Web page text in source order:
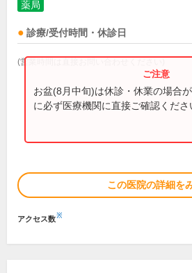
薬局
診療/受付時間・休診日
(営業時間は直接お問い合わせください)
お盆(8月中旬)は休診・休業の場合
に必ず医療機関に直接ご確認くださ
この医院の詳細を
アクセス数※